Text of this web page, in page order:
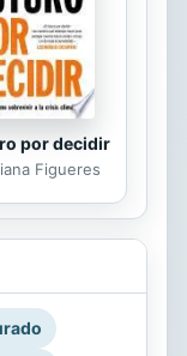
por decidir
Figueres